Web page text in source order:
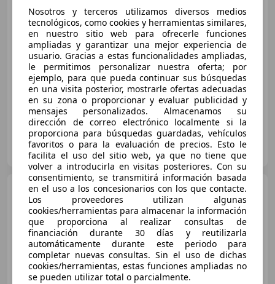
Variant 2.0TDI EVO R-Line DGS7
147kW
€ 27.990 1
Sincomparación
11/2021 128.000 km Diésel 147 kW (200 CV)
AUTOMÓVILES SAN JUAN
ES-50820 SAN JUAN DE MOZARRIFAR
Volkswagen PassatVAR
GTE 1.4 TSI BUSINESS PLUG-IN
HYBRID
€ 15.890
Sin comparación
Nosotros y terceros utilizamos diversos medios
tecnológicos, como cookies y herramientas similares,
en nuestro sitio web para ofrecerle funciones
ampliadas y garantizar una mejor experiencia de
usuario. Gracias a estas funcionalidades ampliadas,
le permitimos personalizar nuestra oferta; por
ejemplo, para que pueda continuar sus búsquedas
en una visita posterior, mostrarle ofertas adecuadas
en su zona o proporcionar y evaluar publicidad y
mensajes personalizados. Almacenamos su
dirección de correo electrónico localmente si la
proporciona para búsquedas guardadas, vehículos
favoritos o para la evaluación de precios. Esto le
facilita el uso del sitio web, ya que no tiene que
volver a introducirla en visitas posteriores. Con su
consentimiento, se transmitirá información basada
en el uso a los concesionarios con los que contacte.
Los proveedores utilizan algunas
cookies/herramientas para almacenar la información
que proporciona al realizar consultas de
financiación durante 30 días y reutilizarla
automáticamente durante este periodo para
completar nuevas consultas. Sin el uso de dichas
cookies/herramientas, estas funciones ampliadas no
se pueden utilizar total o parcialmente.